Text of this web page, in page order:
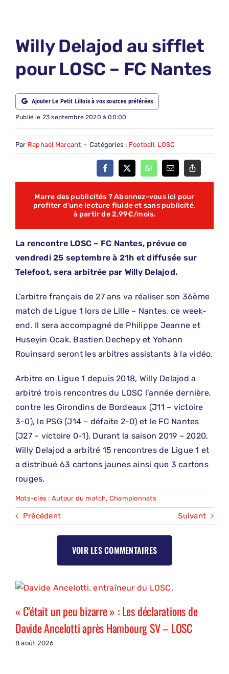
ABONNEMENTS
NOUS CONTACTER
Rechercher:
Willy Delajod au sifflet
pour LOSC – FC Nantes
Ajouter Le Petit Lillois à vos sources préférées
Publié le 23 septembre 2020 à 00:00
Par Raphael Marcant - Catégories : Football, LOSC
Marre des publicités ? Abonnez-vous ici pour
profiter d’une lecture fluide et sans publicité,
à partir de 2,99€/mois.
La rencontre LOSC – FC Nantes, prévue ce
vendredi 25 septembre à 21h et diffusée sur
Telefoot, sera arbitrée par Willy Delajod.
L’arbitre français de 27 ans va réaliser son 36ème
match de Ligue 1 lors de Lille – Nantes, ce week-
end. Il sera accompagné de Philippe Jeanne et
Huseyin Ocak. Bastien Dechepy et Yohann
Rouinsard seront les arbitres assistants à la vidéo.
Arbitre en Ligue 1 depuis 2018, Willy Delajod a
arbitré trois rencontres du LOSC l’année dernière,
contre les Girondins de Bordeaux (J11 – victoire
3-0), le PSG (J14 – défaite 2-0) et le FC Nantes
(J27 – victoire 0-1). Durant la saison 2019 – 2020,
Willy Delajod a arbitré 15 rencontres de Ligue 1 et
a distribué 63 cartons jaunes ainsi que 3 cartons
rouges.
Mots-clés : Autour du match, Championnats
Précédent Suivant
VOIR LES COMMENTAIRES
« C’était un peu bizarre » : Les déclarations de
Davide Ancelotti après Hambourg SV – LOSC
8 août 2026